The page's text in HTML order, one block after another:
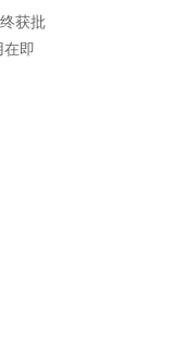
获批
在即